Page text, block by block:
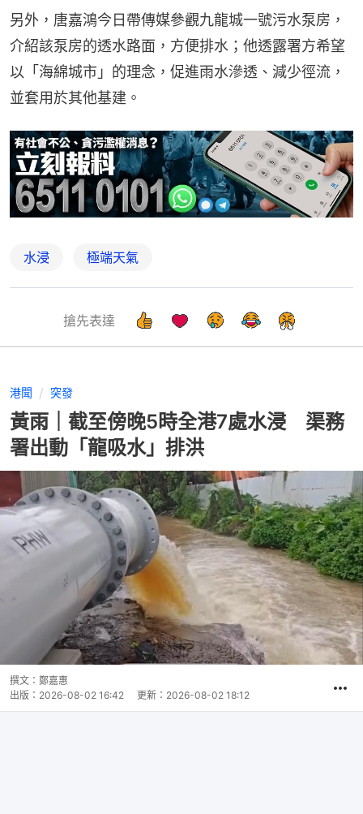
另外，唐嘉鴻今日帶傳媒參觀九龍城一號污水泵房，
介紹該泵房的透水路面，方便排水；他透露署方希望
以「海綿城市」的理念，促進雨水滲透、減少徑流，
並套用於其他基建。
水浸 極端天氣
搶先表達
港聞 突發
黃雨｜截至傍晚5時全港7處水浸 渠務
署出動「龍吸水」排洪
撰文： 鄭嘉惠
出版： 2026-08-02 16:42 更新： 2026-08-02 18:12